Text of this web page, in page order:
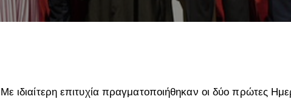
Με ιδιαίτερη επιτυχία πραγματοποιήθηκαν οι δύο πρώτες